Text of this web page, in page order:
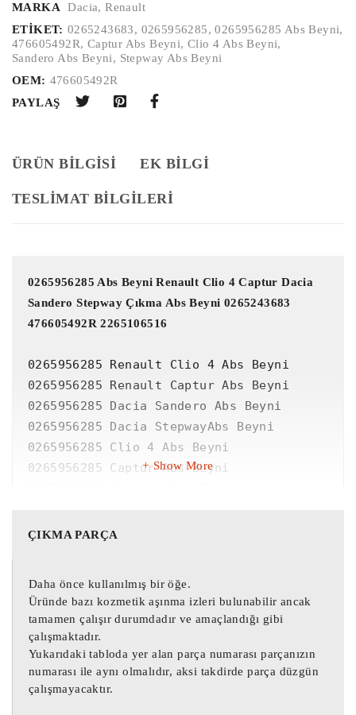
MARKA Dacia,Renault
ETIKET: 0265243683, 0265956285,0265956285 Abs Beyni,
476605492R, Captur Abs Beyni,Clio 4 Abs Beyni,
Sandero Abs Beyni, Stepway Abs Beyni
OEM: 476605492R
PAYLAŞ
ÜRÜN BILGISI EK BILGI
TESLİMAT BİLGİLERİ
0265956285 Abs Beyni Renault Clio 4 Captur Dacia
Sandero Stepway Çıkma Abs Beyni 0265243683
476605492R 2265106516
0265956285 Renault Clio 4 Abs Beyni
0265956285 Renault Captur Abs Beyni
0265956285 Dacia Sandero Abs Beyni
0265956285 Dacia StepwayAbs Beyni
0265956285 Clio 4 Abs Beyni
0265956285 Captur Abs Beyni
0265243683 Dacia Sandero Abs Beyni
0265243683 Dacia StepwayAbs Beyni
0265243683 Clio 4 Abs Beyni
0265243683 Captur Abs Beyni
0265243683 Sandero Abs Beyni
0265243683 Stepway Abs Beyni
Show More
ÇIKMA PARÇA
Daha önce kullanılmış bir öğe.
Üründe bazı kozmetik aşınma izleri bulunabilir ancak
tamamen çalışır durumdadır ve amaçlandığı gibi
çalışmaktadır.
Yukarıdaki tabloda yer alan parça numarası parçanızın
numarası ile aynı olmalıdır, aksi takdirde parça düzgün
çalışmayacaktır.